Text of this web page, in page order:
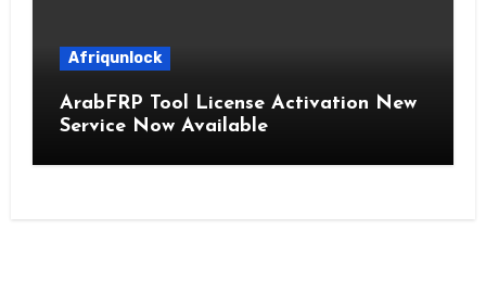
Afriqunlock
ArabFRP Tool License Activation New
Service Now Available